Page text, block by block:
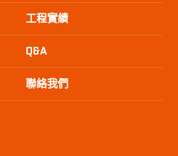
工程實績
Q&A
聯絡我們